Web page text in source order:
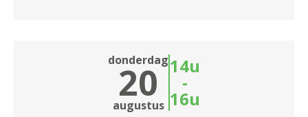
2950 Kapellen
donderdag
20
augustus
14u
-
16u